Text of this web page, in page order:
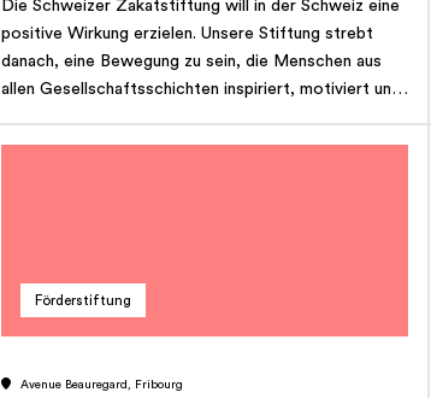
Die Schweizer Zakatstiftung will in der Schweiz eine
positive Wirkung erzielen. Unsere Stiftung strebt
danach, eine Bewegung zu sein, die Menschen aus
allen Gesellschaftsschichten inspiriert, motiviert und
Förderstiftung
Avenue Beauregard, Fribourg